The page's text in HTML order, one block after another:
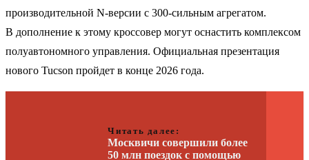
производительной N-версии с 300-сильным агрегатом.
В дополнение к этому кроссовер могут оснастить комплексом
полуавтономного управления. Официальная презентация
нового Tucson пройдет в конце 2026 года.
Читать далее:
Москвичи совершили более
50 млн поездок с помощью